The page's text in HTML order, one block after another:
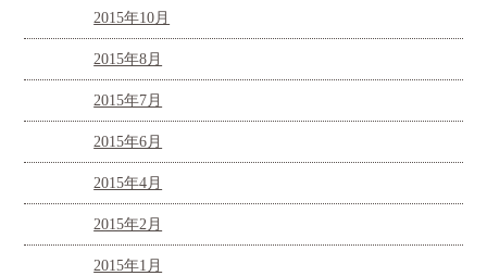
2015年10月
2015年8月
2015年7月
2015年6月
2015年4月
2015年2月
2015年1月